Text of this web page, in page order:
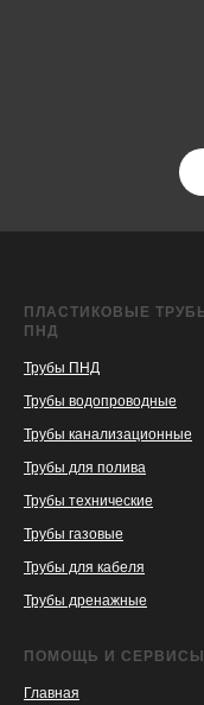
ПЛАСТИКОВЫЕ
ПНД
Трубы ПНД
Трубы водопроводные
Трубы канализационные
Трубы для полива
Трубы технические
Трубы газовые
Трубы для кабеля
Трубы дренажные
ПОМОЩЬ И СЕРВИСЫ
Главная